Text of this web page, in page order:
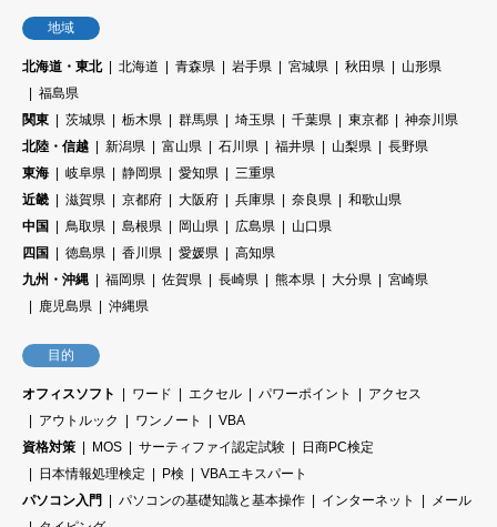
地域
北海道・東北 北海道 青森県 岩手県 宮城県 秋田県
山形県
福島県
関東
茨城県 栃木県 群馬県 埼玉県 千葉県 東京都
神奈川県
北陸・信越
新潟県 富山県 石川県 福井県 山梨県
長野県
東海
岐阜県 静岡県 愛知県
三重県
近畿
滋賀県 京都府 大阪府 兵庫県 奈良県
和歌山県
中国
鳥取県 島根県 岡山県 広島県
山口県
四国
徳島県 香川県 愛媛県
高知県
九州・沖縄
福岡県 佐賀県 長崎県 熊本県 大分県
宮崎県
鹿児島県
沖縄県
目的
オフィスソフト ワード エクセル パワーポイント
アクセス
アウトルック
ワンノート
VBA
資格対策
MOS サーティファイ認定試験
日商PC検定
日本情報処理検定
P検
VBAエキスパート
パソコン入門
パソコンの基礎知識と基本操作 インターネット
メール